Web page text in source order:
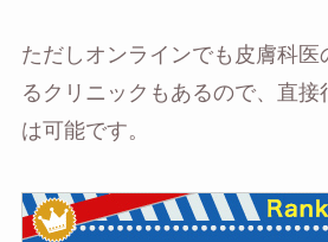
ただしオンラインでも皮膚科医
るクリニックもあるので、直接
は可能です。